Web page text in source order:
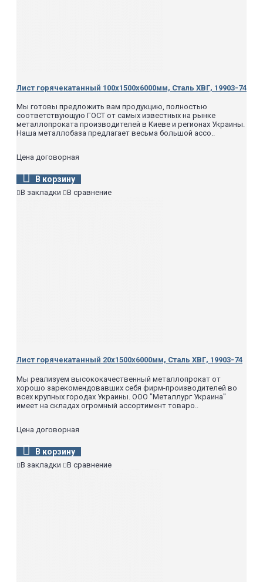
Лист горячекатанный 100х1500х6000мм, Сталь ХВГ, 19903-74
Мы готовы предложить вам продукцию, полностью
соответствующую ГОСТ от самых известных на рынке
металлопроката производителей в Киеве и регионах Украины.
Наша металлобаза предлагает весьма большой ассо..
Цена договорная
В корзину
В закладки В сравнение
Лист горячекатанный 20х1500х6000мм, Сталь ХВГ, 19903-74
Мы реализуем высококачественный металлопрокат от
хорошо зарекомендовавших себя фирм-производителей во
всех крупных городах Украины. ООО "Металлург Украина"
имеет на складах огромный ассортимент товаро..
Цена договорная
В корзину
В закладки В сравнение